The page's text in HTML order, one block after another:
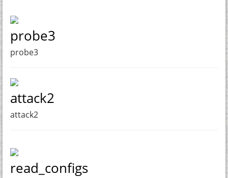
probe3
probe3
attack2
attack2
read_configs